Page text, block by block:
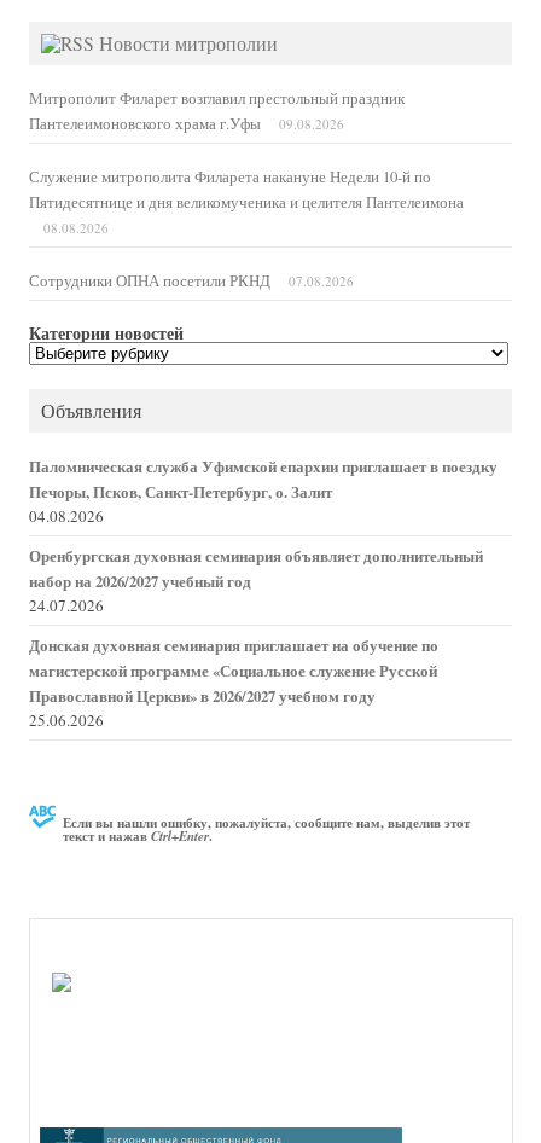
Новости митрополии
Митрополит Филарет возглавил престольный праздник
Пантелеимоновского храма г.Уфы
09.08.2026
Служение митрополита Филарета накануне Недели 10-й по
Пятидесятнице и дня великомученика и целителя Пантелеимона
08.08.2026
Сотрудники ОПНА посетили РКНД 07.08.2026
Категории новостей
Категории
новостей
Объявления
Паломническая служба Уфимской епархии приглашает в поездку
Печоры, Псков, Санкт-Петербург, о. Залит
04.08.2026
Оренбургская духовная семинария объявляет дополнительный
набор на 2026/2027 учебный год
24.07.2026
Донская духовная семинария приглашает на обучение по
магистерской программе «Социальное служение Русской
Православной Церкви» в 2026/2027 учебном году
25.06.2026
Если вы нашли ошибку, пожалуйста, сообщите нам, выделив этот
текст и нажавCtrl+Enter.